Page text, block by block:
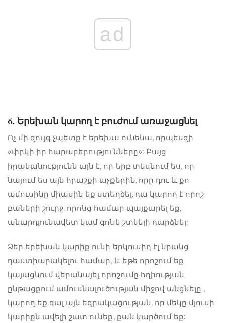
ad
6. Երեխան կարող է բուժում առաջացնել
Ոչ մի զույգ չպետք է երեխա ունենա, որպեսզի
«փրկի իր հարաբերությունները»: Բայց
իրականությունն այն է, որ երբ տեսնում ես, որ
նայում ես այն հրաշքի աչքերին, որը դու և քո
ամուսինը միասին եք ստեղծել, դա կարող է որոշ
բաների շուրջ, որոնց համար պայքարել եք,
անարդյունավետ կամ գոնե շտկելի դարձնել:
Ձեր երեխան կարիք ունի երկուսիդ էլ նրանց
դաստիարակելու համար, և եթե որոշում եք
կայացնում վերանայել որոշումը հղիության
ընթացքում ամուսնալուծության միջով անցնելը ,
կարող եք գալ այն եզրակացության, որ մեկը մյուսի
կարիքն ավելի շատ ունեք, քան կարծում եք: